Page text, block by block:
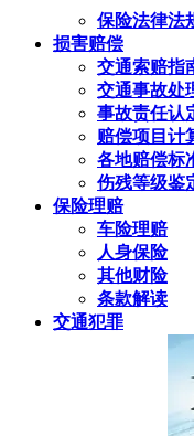
保险法律法
损害赔偿
交通索赔指
交通事故处
事故责任认
赔偿项目计
各地赔偿标
伤残等级鉴
保险理赔
车险理赔
人身保险
其他财险
条款解读
交通犯罪